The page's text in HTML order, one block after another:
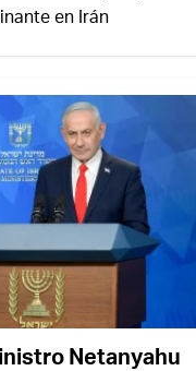
en Irán
Netanyahu